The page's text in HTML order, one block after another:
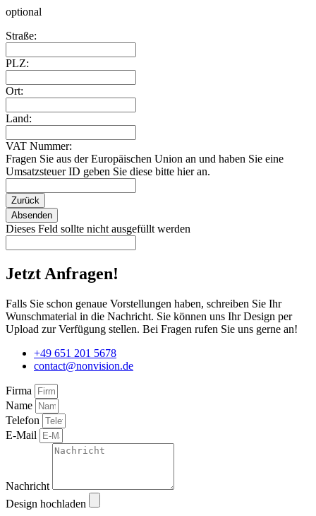
optional
Straße:
PLZ:
Ort:
Land:
VAT Nummer:
Fragen Sie aus der Europäischen Union an und haben Sie eine
Umsatzsteuer ID geben Sie diese bitte hier an.
Zurück
Absenden
Dieses Feld sollte nicht ausgefüllt werden
Jetzt Anfragen!
Falls Sie schon genaue Vorstellungen haben, schreiben Sie Ihr
Wunschmaterial in die Nachricht. Sie können uns Ihr Design per
Upload zur Verfügung stellen. Bei Fragen rufen Sie uns gerne an!
+49 651 201 5678
contact@nonvision.de
Firma
Name
Telefon
E-Mail
Nachricht
Design hochladen